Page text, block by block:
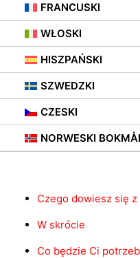
FRANCUSKI
WŁOSKI
HISZPAŃSKI
SZWEDZKI
CZESKI
NORWESKI
18 LIPCA 2021
Spis
Czego dowiesz się
W skrócie
Co będzie Ci